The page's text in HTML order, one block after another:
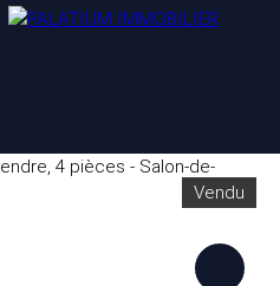
Vendu